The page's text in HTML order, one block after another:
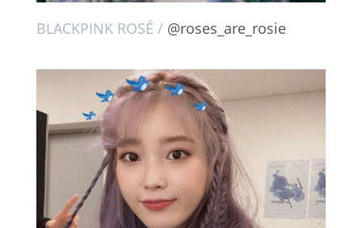
BLACKPINK ROSÉ / @roses_are_rosie